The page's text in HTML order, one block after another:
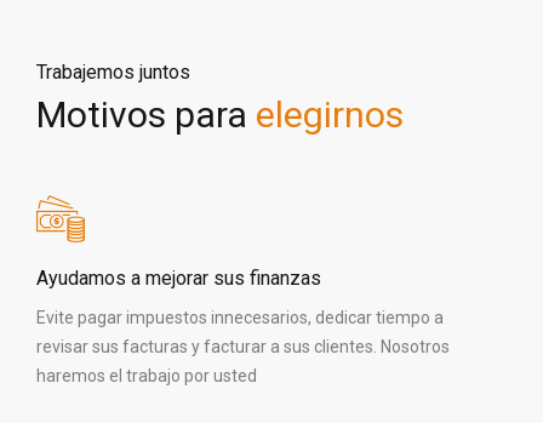
Trabajemos juntos
Motivos para elegirnos
Ayudamos a mejorar sus finanzas
Evite pagar impuestos innecesarios, dedicar tiempo a
revisar sus facturas y facturar a sus clientes. Nosotros
haremos el trabajo por usted